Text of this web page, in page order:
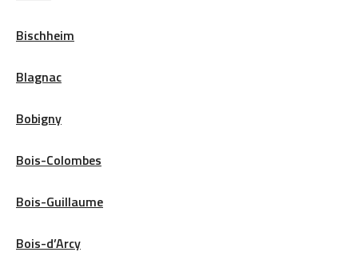
Bischheim
Blagnac
Bobigny
Bois-Colombes
Bois-Guillaume
Bois-d’Arcy